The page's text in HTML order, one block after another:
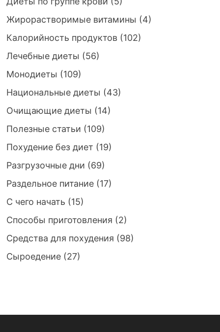
Жирорастворимые витамины (4)
Калорийность продуктов(102)
Лечебные диеты (56)
Монодиеты (109)
Национальные диеты (43)
Очищающие диеты (14)
Полезные статьи (109)
Похудение без диет (19)
Разгрузочные дни (69)
Раздельное питание(17)
С чего начать (15)
Способы приготовления (2)
Средства для похудения (98)
Сыроедение(27)